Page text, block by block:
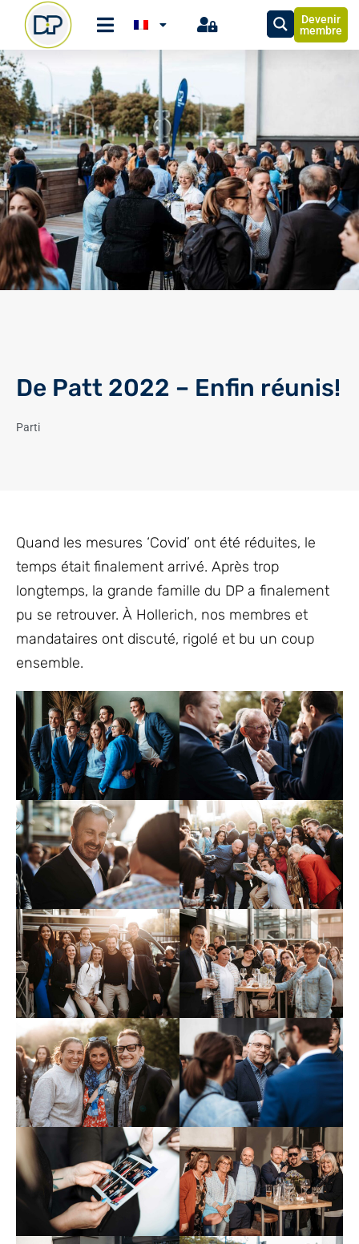
Devenir
membre
De Patt 2022 – Enfin réunis!
Parti
Quand les mesures ‘Covid’ ont été réduites, le
temps était finalement arrivé. Après trop
longtemps, la grande famille du DP a finalement
pu se retrouver. À Hollerich, nos membres et
mandataires ont discuté, rigolé et bu un coup
ensemble.